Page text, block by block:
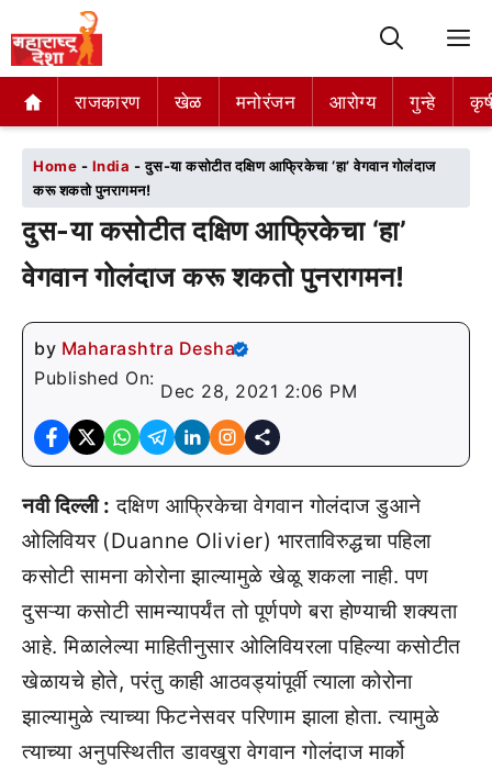
राजकारण खेळ मनोरंजन आरोग्य गुन्हे
राजकारण खेळ मनोरंजन आरोग्य गुन्हे
Home - India -दुस-या कसोटीत दक्षिण आफ्रिकेचा ‘हा’ वेगवान गोलंदाज
करू शकतो पुनरागमन!
दुस-या कसोटीत दक्षिण आफ्रिकेचा ‘हा’
वेगवान गोलंदाज करू शकतो पुनरागमन!
by Maharashtra Desha
Published On:
Dec 28, 2021 2:06 PM
नवी दिल्ली : दक्षिण आफ्रिकेचा वेगवान गोलंदाज डुआने
ओलिवियर (Duanne Olivier) भारताविरुद्धचा पहिला
कसोटी सामना कोरोना झाल्यामुळे खेळू शकला नाही. पण
दुसऱ्या कसोटी सामन्यापर्यंत तो पूर्णपणे बरा होण्याची शक्यता
आहे. मिळालेल्या माहितीनुसार ओलिवियरला पहिल्या कसोटीत
खेळायचे होते, परंतु काही आठवड्यांपूर्वी त्याला कोरोना
झाल्यामुळे त्याच्या फिटनेसवर परिणाम झाला होता. त्यामुळे
त्याच्या अनुपस्थितीत डावखुरा वेगवान गोलंदाज मार्को